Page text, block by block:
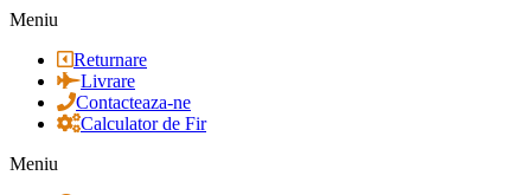
Meniu
Returnare
Livrare
Contacteaza-ne
Calculator de Fir
Meniu